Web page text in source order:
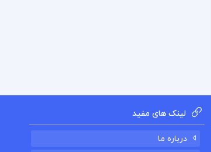
لینک های مفید
درباره ما